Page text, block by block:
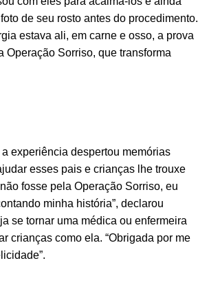
de seu rosto antes do procedimento.
estava ali, em carne e osso, a prova
Operação Sorriso, que transforma
experiência despertou memórias
esses pais e crianças lhe trouxe
fosse pela Operação Sorriso, eu
minha história”, declarou
se tornar uma médica ou enfermeira
crianças como ela. “Obrigada por me